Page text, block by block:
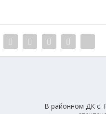
В районном ДК с.